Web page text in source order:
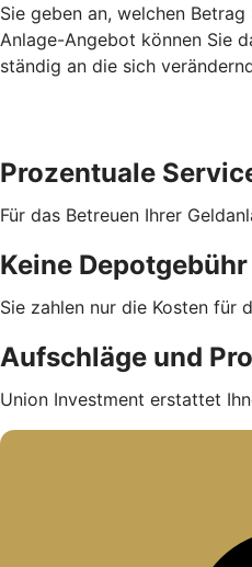
Sie geben an, welchen
Anlage-Angebot können Sie
ständig an die sich
Prozentuale
Für das Betreuen Ihrer
Keine Depotgebühr
Sie zahlen nur die Kosten für
Aufschläge und
Union Investment erstattet